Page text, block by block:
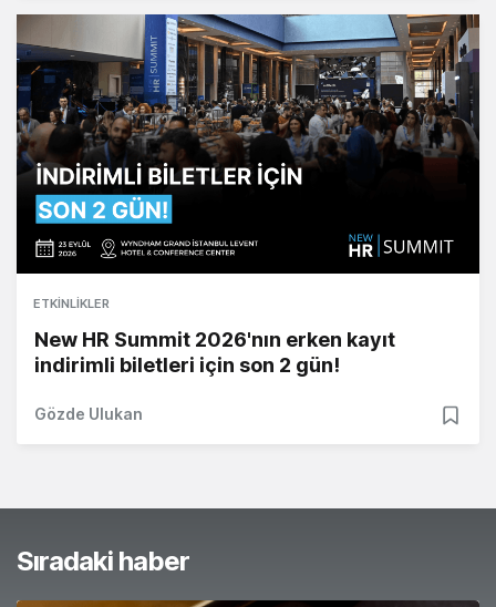
ETKINLIKLER
New HR Summit 2026'nın erken kayıt
indirimli biletleri için son 2 gün!
Gözde Ulukan
Sıradaki haber